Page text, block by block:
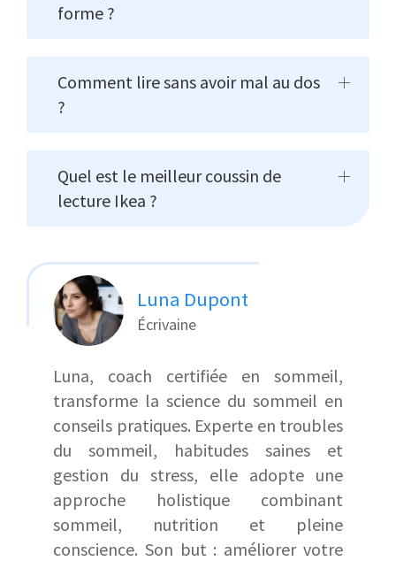
forme ?
Comment lire sans avoir mal au dos
?
Quel est le meilleur coussin de
lecture Ikea ?
Luna Dupont
Écrivaine
Luna, coach certifiée en sommeil,
transforme la science du sommeil en
conseils pratiques. Experte en troubles
du sommeil, habitudes saines et
gestion du stress, elle adopte une
approche holistique combinant
sommeil, nutrition et pleine
conscience. Son but : améliorer votre